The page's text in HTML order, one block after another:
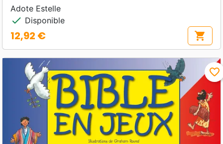
Adote Estelle
check Disponible
Prix
12,92 € shopping_cart
favorite_border